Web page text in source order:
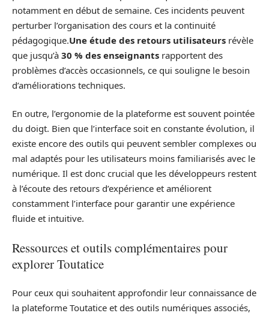
notamment en début de semaine. Ces incidents peuvent
perturber l’organisation des cours et la continuité
pédagogique.Une étude des retours utilisateurs révèle
que jusqu’à 30 % des enseignants rapportent des
problèmes d’accès occasionnels, ce qui souligne le besoin
d’améliorations techniques.
En outre, l’ergonomie de la plateforme est souvent pointée
du doigt. Bien que l’interface soit en constante évolution, il
existe encore des outils qui peuvent sembler complexes ou
mal adaptés pour les utilisateurs moins familiarisés avec le
numérique. Il est donc crucial que les développeurs restent
à l’écoute des retours d’expérience et améliorent
constamment l’interface pour garantir une expérience
fluide et intuitive.
Ressources et outils complémentaires pour
explorer Toutatice
Pour ceux qui souhaitent approfondir leur connaissance de
la plateforme Toutatice et des outils numériques associés,